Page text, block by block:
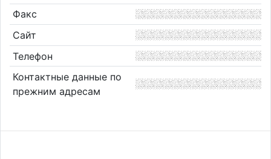
Факс
Сайт
Телефон
Контактные данные по
прежним адресам